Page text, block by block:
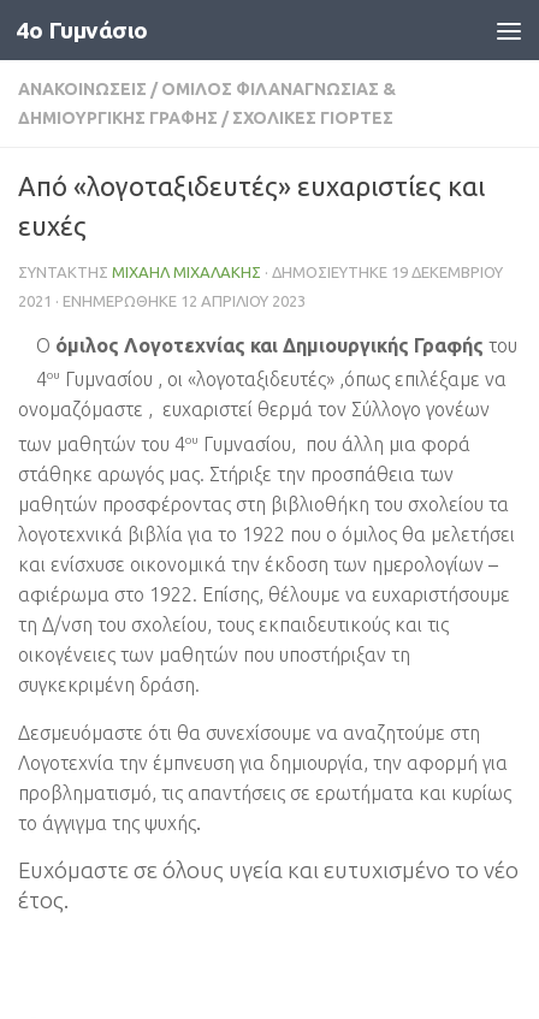
Skip to content
4o Γυμνάσιο
ΑΝΑΚΟΙΝΏΣΕΙΣ / ΌΜΙΛΟΣ ΦΙΛΑΝΑΓΝΩΣΊΑΣ &
ΔΗΜΙΟΥΡΓΙΚΉΣ ΓΡΑΦΉΣ / ΣΧΟΛΙΚΈΣ ΓΙΟΡΤΈΣ
Από «λογοταξιδευτές» ευχαριστίες και
ευχές
ΣΥΝΤΆΚΤΗΣ ΜΙΧΑΉΛ ΜΙΧΑΛΆΚΗΣ · ΔΗΜΟΣΙΕΎΤΗΚΕ 19 ΔΕΚΕΜΒΡΊΟΥ
2021 · ΕΝΗΜΕΡΏΘΗΚΕ 12 ΑΠΡΙΛΊΟΥ 2023
Ο όμιλος Λογοτεχνίας και Δημιουργικής Γραφής του
4ου
Γυμνασίου , οι «λογοταξιδευτές» ,όπως επιλέξαμε να
ονομαζόμαστε , ευχαριστεί θερμά τον Σύλλογο γονέων
των μαθητών του 4ου
Γυμνασίου, που άλλη μια φορά
στάθηκε αρωγός μας. Στήριξε την προσπάθεια των
μαθητών προσφέροντας στη βιβλιοθήκη του σχολείου τα
λογοτεχνικά βιβλία για το 1922 που ο όμιλος θα μελετήσει
και ενίσχυσε οικονομικά την έκδοση των ημερολογίων –
αφιέρωμα στο 1922. Επίσης, θέλουμε να ευχαριστήσουμε
τη Δ/νση του σχολείου, τους εκπαιδευτικούς και τις
οικογένειες των μαθητών που υποστήριξαν τη
συγκεκριμένη δράση.
Δεσμευόμαστε ότι θα συνεχίσουμε να αναζητούμε στη
Λογοτεχνία την έμπνευση για δημιουργία, την αφορμή για
προβληματισμό, τις απαντήσεις σε ερωτήματα και κυρίως
το άγγιγμα της ψυχής.
Ευχόμαστε σε όλους υγεία και ευτυχισμένο το νέο
έτος.